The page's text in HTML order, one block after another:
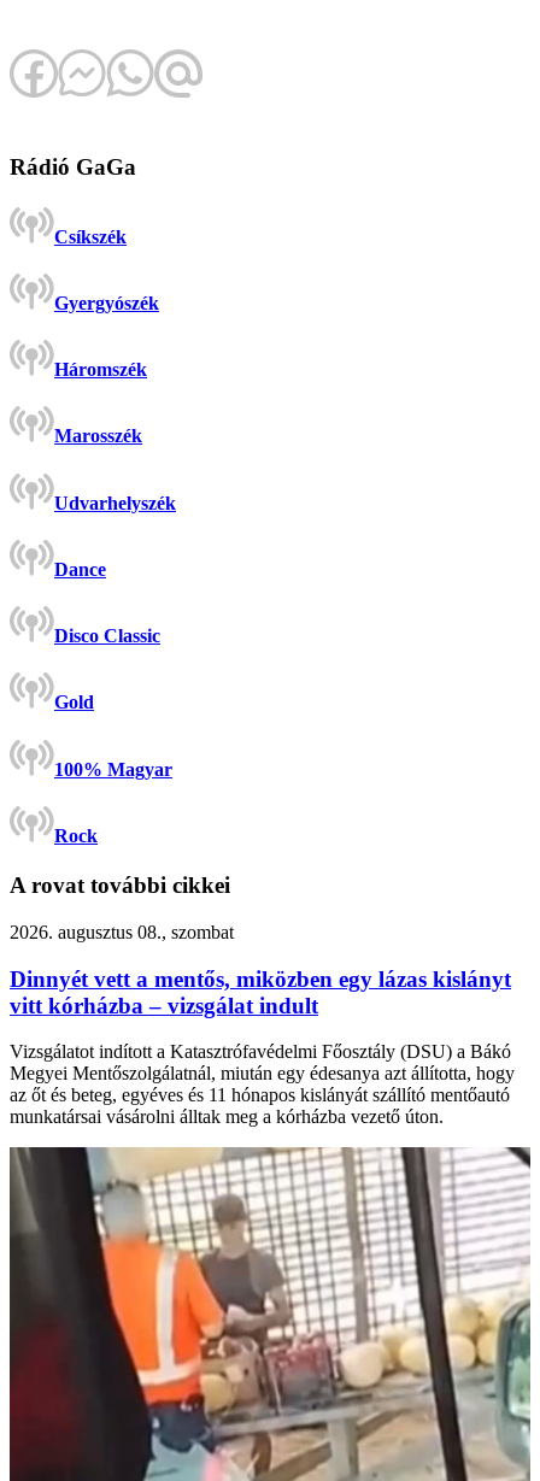
Rádió GaGa
Csíkszék
Gyergyószék
Háromszék
Marosszék
Udvarhelyszék
Dance
Disco Classic
Gold
100% Magyar
Rock
A rovat további cikkei
2026. augusztus 08., szombat
Dinnyét vett a mentős, miközben egy lázas kislányt
vitt kórházba – vizsgálat indult
Vizsgálatot indított a Katasztrófavédelmi Főosztály (DSU) a Bákó
Megyei Mentőszolgálatnál, miután egy édesanya azt állította, hogy
az őt és beteg, egyéves és 11 hónapos kislányát szállító mentőautó
munkatársai vásárolni álltak meg a kórházba vezető úton.